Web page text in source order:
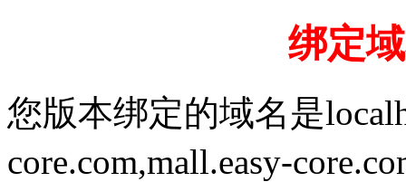
绑定
您版本绑定的域名是
core.com,mall.easy-